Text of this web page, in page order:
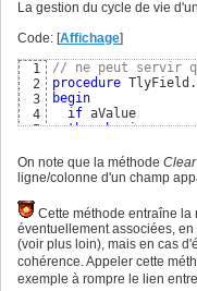
49
51
52
53
54
55
56
59
60
function
// récupération des
// nb d'octets du
function
function
function
function
end;
7
9
11
12
13
14
15
17
18
19
20
21
22
23
24
25
    FText:
string;
    FNull:
    bText:
FType:
// nouvelles
FStream:
FTable:
      FRow, FCol:
procedure
procedure
procedure
procedure
function
procedure
function
procedure
La gestion du cycle de vie
Code: [Affichage]
1
2
3
4
5
7
8
10
11
12
13
14
15
// ne peut servir
procedure
begin
if aValue
then begin
    bText:=
False;
    FNull:=
True;
end
procedure
begin
  SetNull
(True) ;
  FType:=ftUnknown;
On note que la méthode Clear
ligne/colonne d'un champ
Cette méthode entraîne la
éventuellement associées,
(voir plus loin), mais en cas
cohérence. Appeler cette
exemple à rompre le lien